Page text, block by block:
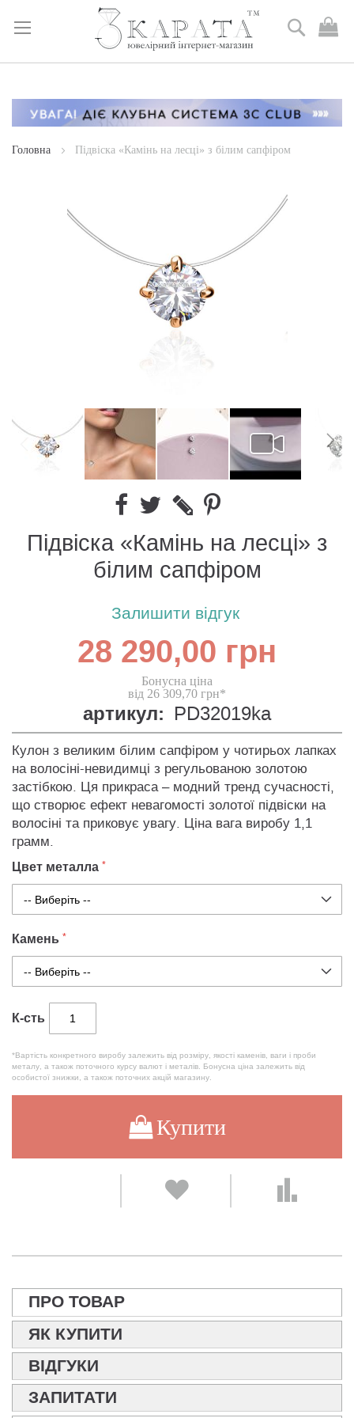
Skip
Content
Пошук
Головна Підвіска «Камінь на лесці» з білим сапфіром
Підвіска «Камінь на лесці» з
білим сапфіром
Залишити відгук
28 290,00 грн
Бонусна ціна
від 26 309,70 грн*
артикул: PD32019ka
Кулон з великим білим сапфіром у чотирьох лапках
на волосіні-невидимці з регульованою золотою
застібкою. Ця прикраса – модний тренд сучасності,
що створює ефект невагомості золотої підвіски на
волосіні та приковує увагу. Ціна вага виробу 1,1
грамм.
Цвет металла
Камень
К-сть
*Вартість конкретного виробу залежить від розміру, якості каменів, ваги і проби
металу, а також поточного курсу валют і металів. Бонусна ціна залежить від
особистої знижки, а також поточних акцій магазину.
Купити
ПРО ТОВАР
ЯК КУПИТИ
ВІДГУКИ
ЗАПИТАТИ